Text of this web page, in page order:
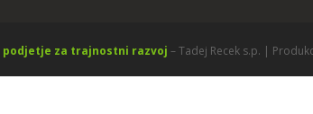
podjetje za trajnostni razvoj – Tadej Recek s.p. |